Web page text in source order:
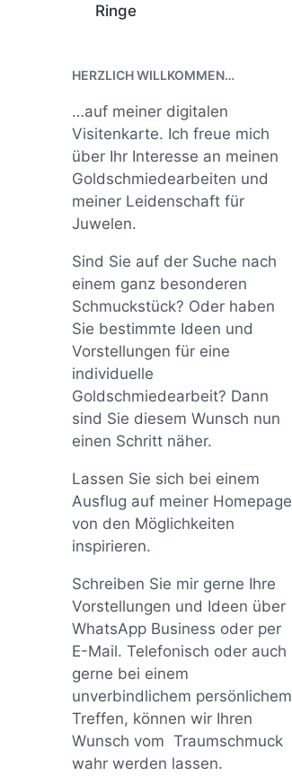
Ringe
HERZLICH WILLKOMMEN…
…auf meiner digitalen
Visitenkarte. Ich freue mich
über Ihr Interesse an meinen
Goldschmiedearbeiten und
meiner Leidenschaft für
Juwelen.
Sind Sie auf der Suche nach
einem ganz besonderen
Schmuckstück? Oder haben
Sie bestimmte Ideen und
Vorstellungen für eine
individuelle
Goldschmiedearbeit? Dann
sind Sie diesem Wunsch nun
einen Schritt näher.
Lassen Sie sich bei einem
Ausflug auf meiner Homepage
von den Möglichkeiten
inspirieren.
Schreiben Sie mir gerne Ihre
Vorstellungen und Ideen über
WhatsApp Business oder per
E-Mail. Telefonisch oder auch
gerne bei einem
unverbindlichem persönlichem
Treffen, können wir Ihren
Wunsch vom Traumschmuck
wahr werden lassen.